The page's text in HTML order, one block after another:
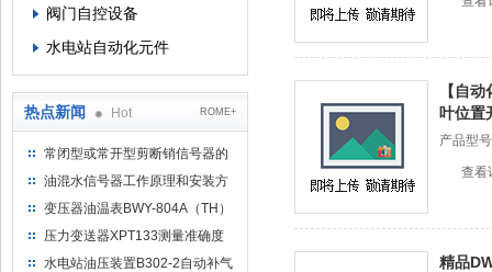
阀门自控设备
水电站自动化元件
热点新闻 Hot ROME+
常闭型或常开型剪断销信号器的
工作原理
油混水信号器工作原理和安装方
式
变压器油温表BWY-804A（TH）
测量范围
压力变送器XPT133测量准确度
不高是什么原因导致的？
水电站油压装置B302-2自动补气
【自
叶位置
产品型
查看
精品